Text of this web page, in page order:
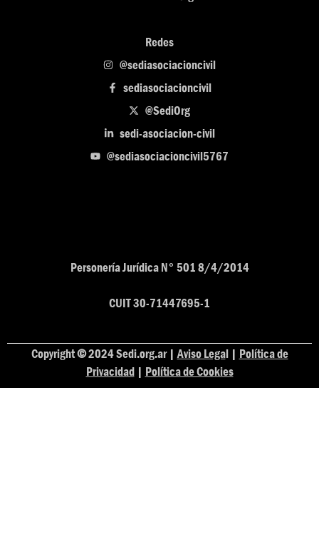
Redes
@sediasociacioncivil
sediasociacioncivil
@SediOrg
sedi-asociacion-civil
@sediasociacioncivil5767
Personería Jurídica N° 501 8/4/2014
CUIT 30-71447695-1
Copyright©2024 Sedi.org.ar |Aviso Legal | Política de
Privacidad| Política de Cookies